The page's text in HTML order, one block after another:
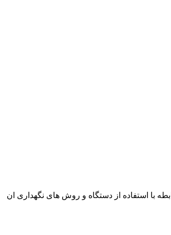
با استفاده از دستگاه و روش های نگهداری ان